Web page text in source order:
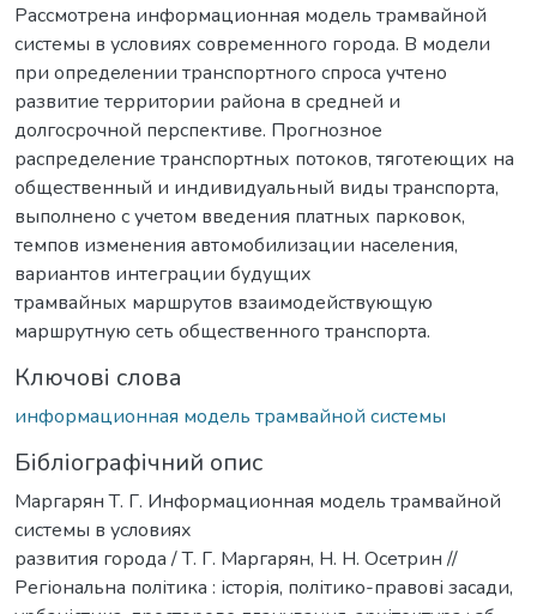
Рассмотрена информационная модель трамвайной
системы в условиях современного города. В модели
при определении транспортного спроса учтено
развитие территории района в средней и
долгосрочной перспективе. Прогнозное
распределение транспортных потоков, тяготеющих на
общественный и индивидуальный виды транспорта,
выполнено с учетом введения платных парковок,
темпов изменения автомобилизации населения,
вариантов интеграции будущих
трамвайных маршрутов взаимодействующую
маршрутную сеть общественного транспорта.
Ключові слова
информационная модель трамвайной системы
Бібліографічний опис
Маргарян Т. Г. Информационная модель трамвайной
системы в условиях
развития города / Т. Г. Маргарян, Н. Н. Осетрин //
Регіональна політика : історія, політико-правові засади,